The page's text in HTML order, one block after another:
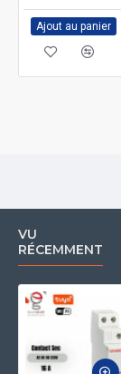
Ajout au panier
VU
RÉCEMMENT